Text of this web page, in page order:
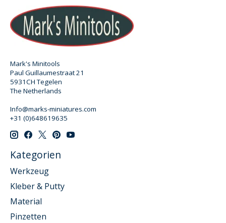
Mark's Minitools
Paul Guillaumestraat 21
5931CH Tegelen
The Netherlands
Info@marks-miniatures.com
+31 (0)648619635
Kategorien
Werkzeug
Kleber & Putty
Material
Pinzetten